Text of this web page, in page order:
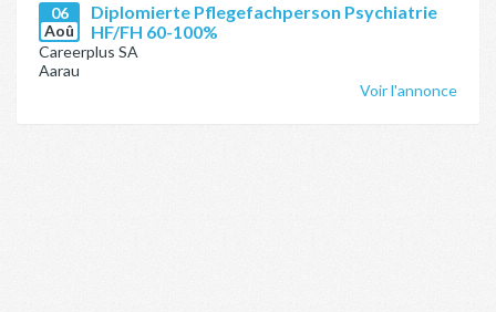
06
Aoû
Diplomierte Pflegefachperson Psychiatrie
HF/FH 60-100%
Careerplus SA
Aarau
Voir l'annonce